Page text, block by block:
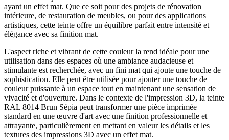
ayant un effet mat. Que ce soit pour des projets de rénovation
intérieure, de restauration de meubles, ou pour des applications
artistiques, cette teinte offre un équilibre parfait entre intensité et
élégance avec sa finition mat.
L'aspect riche et vibrant de cette couleur la rend idéale pour une
utilisation dans des espaces où une ambiance audacieuse et
stimulante est recherchée, avec un fini mat qui ajoute une touche de
sophistication. Elle peut être utilisée pour ajouter une touche de
couleur puissante à un espace tout en maintenant une sensation de
vivacité et d'ouverture. Dans le contexte de l'impression 3D, la teinte
RAL 8014 Brun Sépia peut transformer une pièce imprimée
standard en une œuvre d'art avec une finition professionnelle et
attrayante, particulièrement en mettant en valeur les détails et les
textures des impressions 3D avec un effet mat.